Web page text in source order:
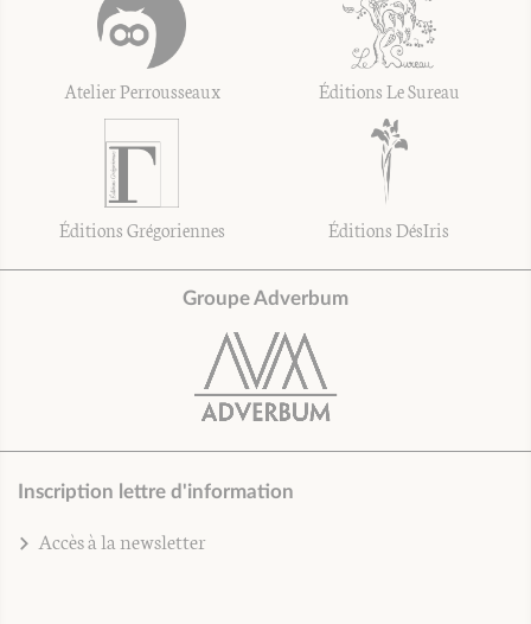
Atelier Perrousseaux Éditions Le Sureau
Éditions Grégoriennes Éditions DésIris
Groupe Adverbum
Inscription lettre d'information
Accès à la newsletter